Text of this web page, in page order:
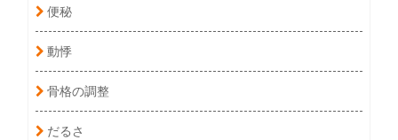
便秘
動悸
骨格の調整
だるさ